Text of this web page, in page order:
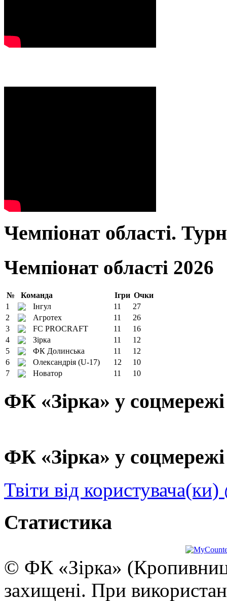
Чемпіонат області.
Чемпіонат області 2026
№ Команда Ігри Очки
1
Інгул 11
27
2
Агротех 11
26
3
FC PROCRAFT 11
16
4
Зірка 11
12
5
ФК Долинська 11
12
6
Олександрія (U-17) 12
10
7
Новатор 11 10
ФК «Зірка» у
ФК «Зірка» у
Твіти від
Статистика
© ФК «Зірка»
захищені. При